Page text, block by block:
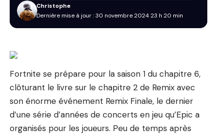
Dernière mise à jour : 30 novembre 2024 23 h 20 min
Christophe
Fortnite se prépare pour la saison 1 du chapitre 6,
clôturant le livre sur le chapitre 2 de Remix avec
son énorme événement Remix Finale, le dernier
d’une série d’années de concerts en jeu qu’Epic a
organisés pour les joueurs. Peu de temps après